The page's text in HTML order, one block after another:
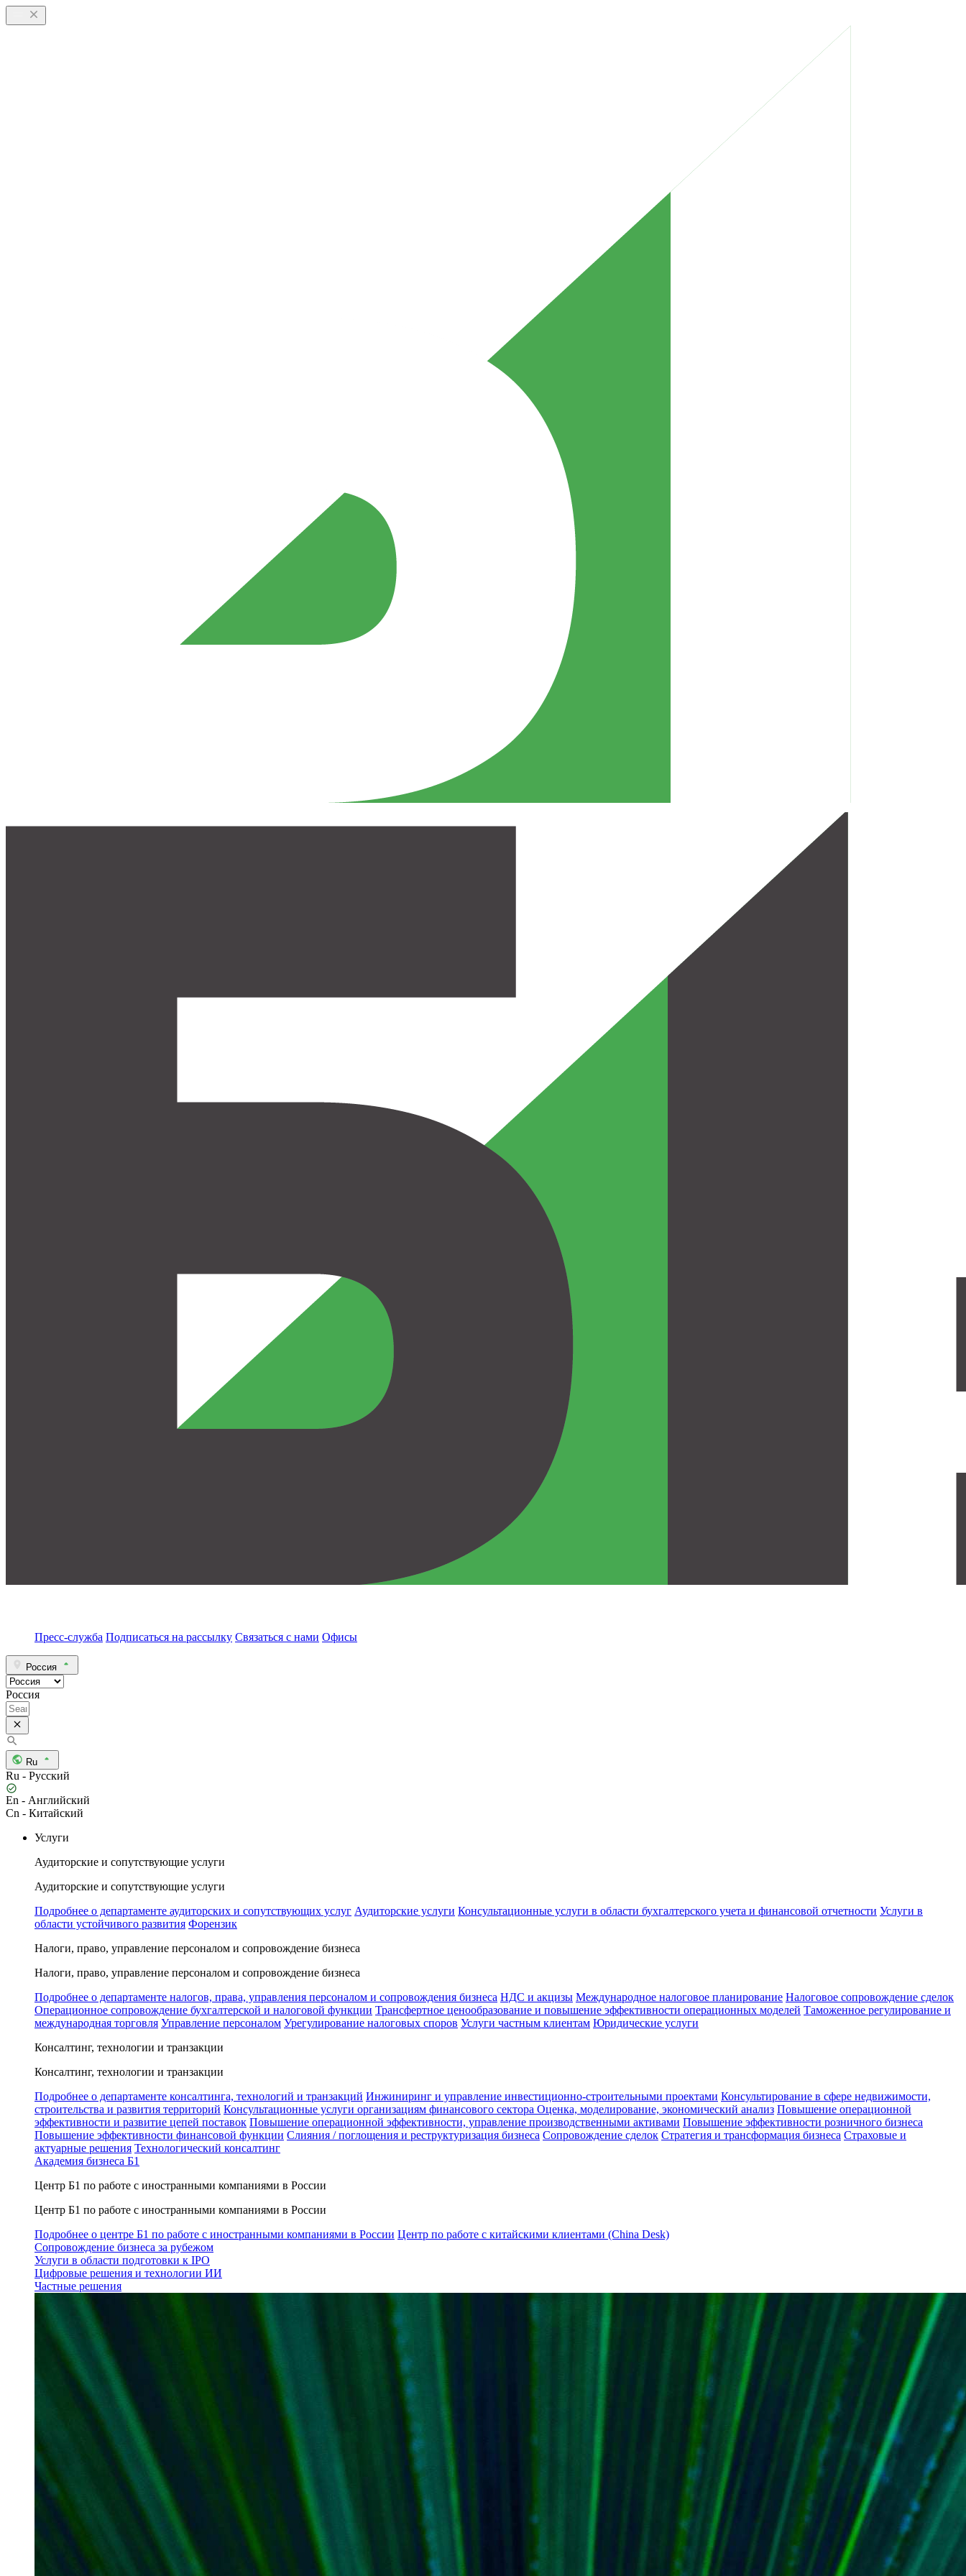
Пресс-служба Подписаться на рассылку Связаться с нами Офисы
Россия
Россия
Ru
Ru - Русский
En - Английский
Cn - Китайский
Услуги
Аудиторские и сопутствующие услуги
Аудиторские и сопутствующие услуги
Подробнее о департаменте аудиторских и сопутствующих услуг Аудиторские услуги Консультационные услуги в области бухгалтерского учета и финансовой отчетности Услуги в
области устойчивого развития Форензик
Налоги, право, управление персоналом и сопровождение бизнеса
Налоги, право, управление персоналом и сопровождение бизнеса
Подробнее о департаменте налогов, права, управления персоналом и сопровождения бизнеса НДС и акцизы Международное налоговое планирование Налоговое сопровождение сделок
Операционное сопровождение бухгалтерской и налоговой функции Трансфертное ценообразование и повышение эффективности операционных моделей Таможенное регулирование и
международная торговля Управление персоналом Урегулирование налоговых споров Услуги частным клиентам Юридические услуги
Консалтинг, технологии и транзакции
Консалтинг, технологии и транзакции
Подробнее о департаменте консалтинга, технологий и транзакций Инжиниринг и управление инвестиционно-строительными проектами Консультирование в сфере недвижимости,
строительства и развития территорий Консультационные услуги организациям финансового сектора Оценка, моделирование, экономический анализ Повышение операционной
эффективности и развитие цепей поставок Повышение операционной эффективности, управление производственными активами Повышение эффективности розничного бизнеса
Повышение эффективности финансовой функции Слияния / поглощения и реструктуризация бизнеса Сопровождение сделок Стратегия и трансформация бизнеса Страховые и
актуарные решения Технологический консалтинг
Академия бизнеса Б1
Центр Б1 по работе с иностранными компаниями в России
Центр Б1 по работе с иностранными компаниями в России
Подробнее о центре Б1 по работе с иностранными компаниями в России Центр по работе с китайскими клиентами (China Desk)
Сопровождение бизнеса за рубежом
Услуги в области подготовки к IPO
Цифровые решения и технологии ИИ
Частные решения